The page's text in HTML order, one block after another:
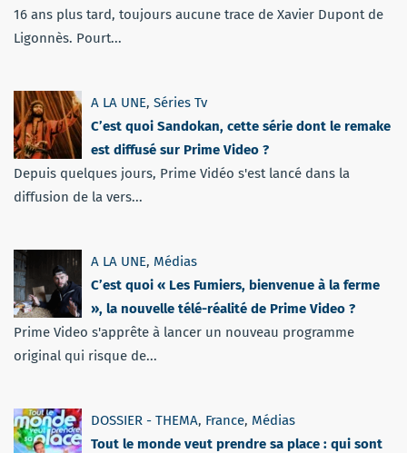
16 ans plus tard, toujours aucune trace de Xavier Dupont de
Ligonnès. Pourt...
A LA UNE, Séries Tv
C’est quoi Sandokan, cette série dont le remake
est diffusé sur Prime Video ?
Depuis quelques jours, Prime Vidéo s'est lancé dans la
diffusion de la vers...
A LA UNE, Médias
C’est quoi « Les Fumiers, bienvenue à la ferme
», la nouvelle télé-réalité de Prime Video ?
Prime Video s'apprête à lancer un nouveau programme
original qui risque de...
DOSSIER - THEMA, France, Médias
Tout le monde veut prendre sa place : qui sont